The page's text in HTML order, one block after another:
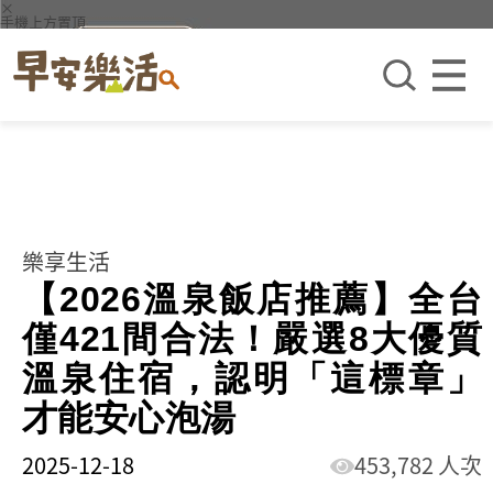
×
手機上方置頂
樂享生活
【2026溫泉飯店推薦】全台
僅421間合法！嚴選8大優質
溫泉住宿，認明「這標章」
才能安心泡湯
2025-12-18 453,782 人次